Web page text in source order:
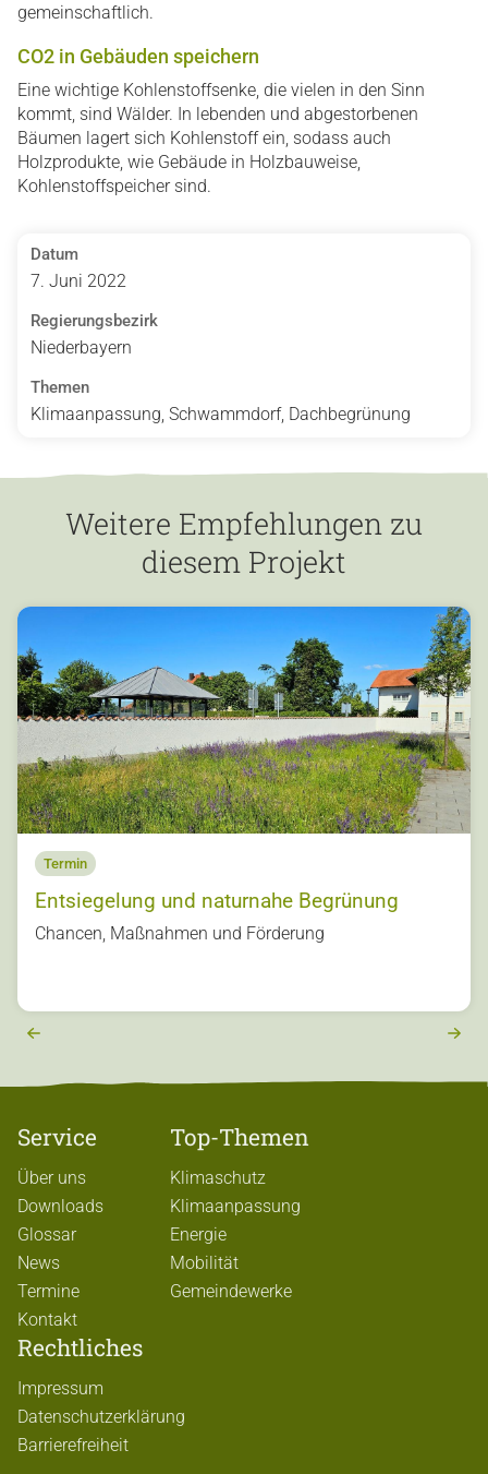
gemeinschaftlich.
CO2 in Gebäuden speichern
Eine wichtige Kohlenstoffsenke, die vielen in den Sinn
kommt, sind Wälder. In lebenden und abgestorbenen
Bäumen lagert sich Kohlenstoff ein, sodass auch
Holzprodukte, wie Gebäude in Holzbauweise,
Kohlenstoffspeicher sind.
Datum
7. Juni 2022
Regierungsbezirk
Niederbayern
Themen
Klimaanpassung, Schwammdorf, Dachbegrünung
Weitere Empfehlungen zu
diesem Projekt
r
u
Termin
Entsiegelung und naturnahe Begrünung
Chancen, Maßnahmen und Förderung
Service
Über uns
Downloads
Glossar
News
Termine
Kontakt
Top-Themen
Klimaschutz
Klimaanpassung
Energie
Mobilität
Gemeindewerke
Rechtliches
Impressum
Datenschutzerklärung
Barrierefreiheit